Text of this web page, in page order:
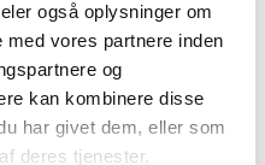
også oplysninger om
vores partnere inden
og
kan kombinere disse
har givet dem, eller som
deres tjenester.
Case IH
Puma